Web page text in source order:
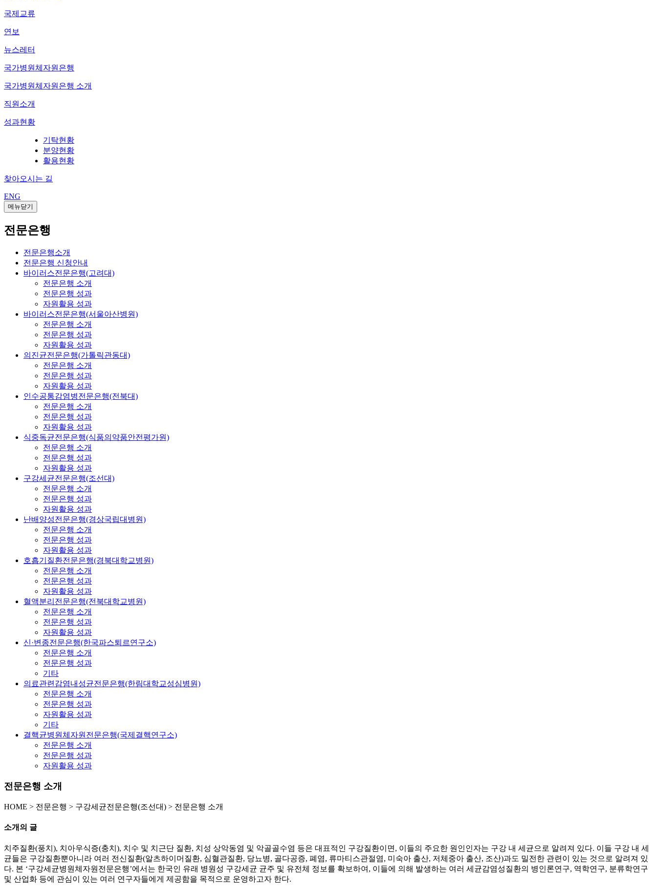
국제교류
연보
뉴스레터
국가병원체자원은행
국가병원체자원은행 소개
직원소개
성과현황
기탁현황
분양현황
활용현황
찾아오시는 길
ENG
메뉴닫기
전문은행
전문은행소개
전문은행 신청안내
바이러스전문은행(고려대)
전문은행 소개
전문은행 성과
자원활용 성과
바이러스전문은행(서울아산병원)
전문은행 소개
전문은행 성과
자원활용 성과
의진균전문은행(가톨릭관동대)
전문은행 소개
전문은행 성과
자원활용 성과
인수공통감염병전문은행(전북대)
전문은행 소개
전문은행 성과
자원활용 성과
식중독균전문은행(식품의약품안전평가원)
전문은행 소개
전문은행 성과
자원활용 성과
구강세균전문은행(조선대)
전문은행 소개
전문은행 성과
자원활용 성과
난배양성전문은행(경상국립대병원)
전문은행 소개
전문은행 성과
자원활용 성과
호흡기질환전문은행(경북대학교병원)
전문은행 소개
전문은행 성과
자원활용 성과
혈액분리전문은행(전북대학교병원)
전문은행 소개
전문은행 성과
자원활용 성과
신·변종전문은행(한국파스퇴르연구소)
전문은행 소개
전문은행 성과
기타
의료관련감염내성균전문은행(한림대학교성심병원)
전문은행 소개
전문은행 성과
자원활용 성과
기타
결핵균병원체자원전문은행(국제결핵연구소)
전문은행 소개
전문은행 성과
자원활용 성과
전문은행 소개
HOME > 전문은행 > 구강세균전문은행(조선대) > 전문은행 소개
소개의 글
치주질환(풍치), 치아우식증(충치), 치수 및 치근단 질환, 치성 상악동염 및 악골골수염 등은 대표적인 구강질환이면, 이들의 주요한 원인인자는 구강 내 세균으로 알려져 있다. 이들 구강 내 세
균들은 구강질환뿐아니라 여러 전신질환(알츠하이머질환, 심혈관질환, 당뇨병, 골다공증, 폐염, 류마티스관절염, 미숙아 출산, 저체중아 출산, 조산)과도 밀전한 관련이 있는 것으로 알려져 있
다. 본 ‘구강세균병원체자원전문은행’에서는 한국인 유래 병원성 구강세균 균주 및 유전체 정보를 확보하여, 이들에 의해 발생하는 여러 세균감염성질환의 병인론연구, 역학연구, 분류학연구
및 산업화 등에 관심이 있는 여러 연구자들에게 제공함을 목적으로 운영하고자 한다.